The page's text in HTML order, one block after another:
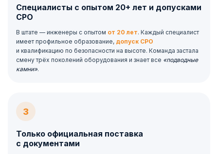
Специалисты с опытом 20+ лет и допусками
СРО
В штате — инженеры с опытом от 20 лет. Каждый специалист
имеет профильное образование, допуск СРО
и квалификацию по безопасности на высоте. Команда застала
смену трёх поколений оборудования и знает все «подводные
камни».
3
Только официальная поставка
с документами